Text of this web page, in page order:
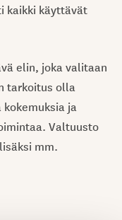
kaikki käyttävät
elin, joka valitaan
tarkoitus olla
ja
Valtuusto
mm.